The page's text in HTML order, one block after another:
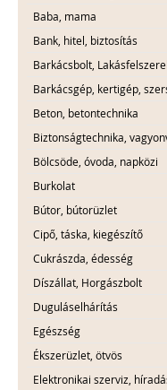
Baba, mama
Bank, hitel, biztosítás
Barkácsbolt,
Barkácsgép, kertigép,
Beton, betontechnika
Biztonságtechnika,
Bölcsöde, óvoda, napközi
Burkolat
Bútor, bútorüzlet
Cipő, táska, kiegészítő
Cukrászda, édesség
Díszállat, Horgászbolt
Duguláselhárítás
Egészség
Ékszerüzlet, ötvös
Elektronikai szerviz,